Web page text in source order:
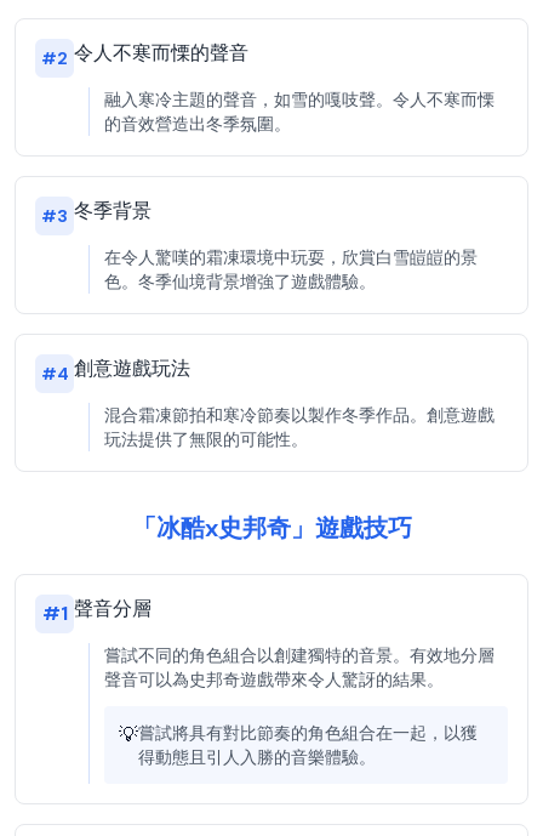
#2 令人不寒而慄的聲音
融入寒冷主題的聲音，如雪的嘎吱聲。令人不寒而慄
的音效營造出冬季氛圍。
#3 冬季背景
在令人驚嘆的霜凍環境中玩耍，欣賞白雪皚皚的景
色。冬季仙境背景增強了遊戲體驗。
#4 創意遊戲玩法
混合霜凍節拍和寒冷節奏以製作冬季作品。創意遊戲
玩法提供了無限的可能性。
「冰酷x史邦奇」遊戲技巧
#1 聲音分層
嘗試不同的角色組合以創建獨特的音景。有效地分層
聲音可以為史邦奇遊戲帶來令人驚訝的結果。
💡嘗試將具有對比節奏的角色組合在一起，以獲
得動態且引人入勝的音樂體驗。